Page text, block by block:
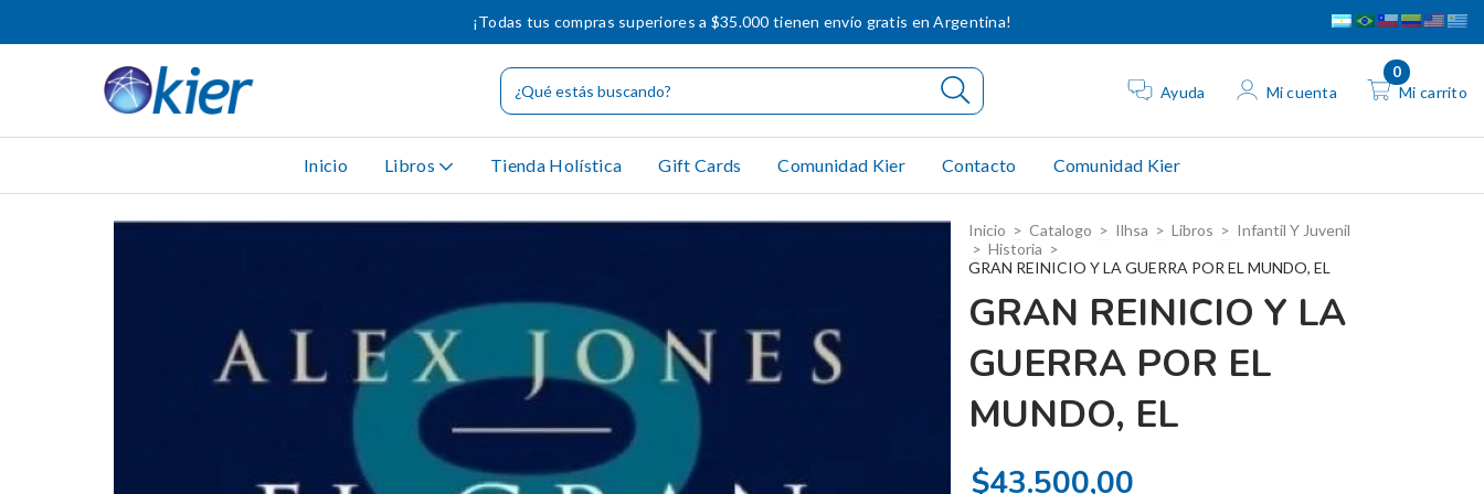
¡Todas tus compras superiores a $35.000 tienen envío gratis en Argentina!
Ayuda Mi cuenta Mi carrito
0
Inicio Libros Tienda Holística Gift Cards Comunidad Kier Contacto Comunidad Kier
Inicio > Catalogo > Ilhsa > Libros > Infantil Y Juvenil
> Historia >
GRAN REINICIO Y LA GUERRA POR EL MUNDO, EL
GRAN REINICIO Y LA
GUERRA POR EL
MUNDO, EL
$43.500,00